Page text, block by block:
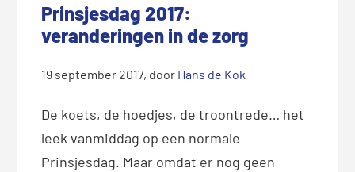
Prinsjesdag 2017:
veranderingen in de zorg
19 september 2017, door Hans de Kok
De koets, de hoedjes, de troontrede… het
leek vanmiddag op een normale
Prinsjesdag. Maar omdat er nog geen